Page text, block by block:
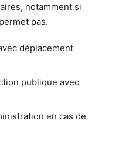
notamment si
pas.
déplacement
publique avec
en cas de